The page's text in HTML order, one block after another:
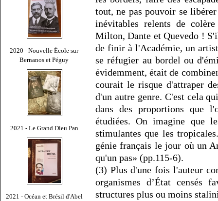
2020 - Nouvelle École sur
Bernanos et Péguy
2021 - Le Grand Dieu Pan
2021 - Océan et Brésil d'Abel
tout, ne pas pouvoir se
inévitables relents de
Milton, Dante et Quevedo !
de finir à l'Académie, un
se réfugier au bordel ou
évidemment, était de
courait le risque d'attraper
d'un autre genre. C'est cela
dans des proportions que
étudiées. On imagine que
stimulantes que les
génie français le jour où un
qu'un pas» (pp.115-6).
(3) Plus d'une fois l'auteur
organismes d’État censés
structures plus ou moins